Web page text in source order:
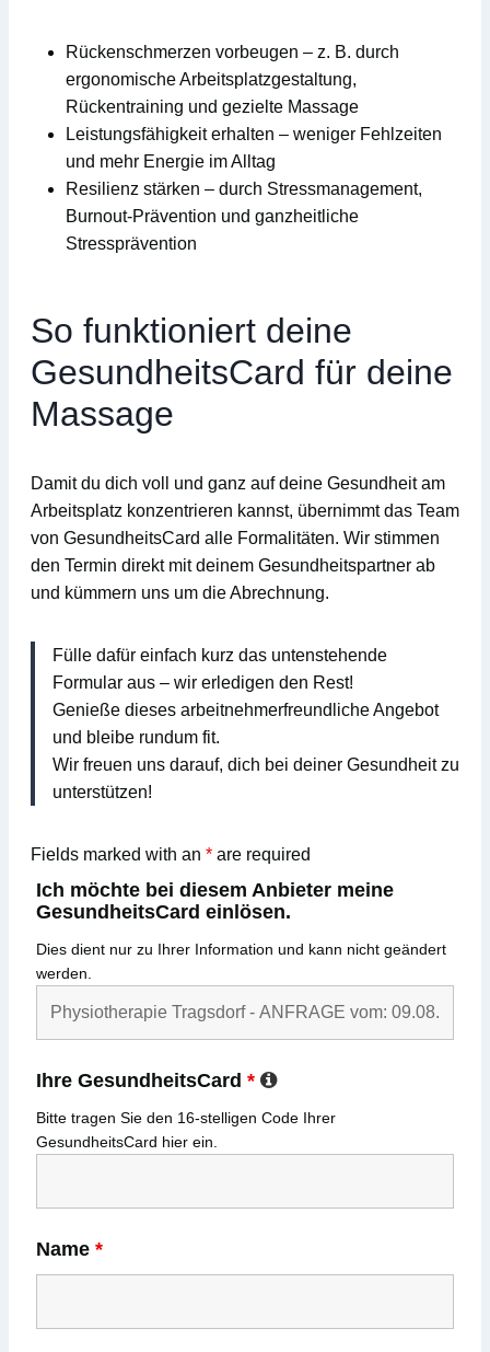
Rückenschmerzen vorbeugen – z. B. durch
ergonomische Arbeitsplatzgestaltung,
Rückentraining und gezielte Massage
Leistungsfähigkeit erhalten – weniger Fehlzeiten
und mehr Energie im Alltag
Resilienz stärken – durch Stressmanagement,
Burnout-Prävention und ganzheitliche
Stressprävention
So funktioniert deine
GesundheitsCard für deine
Massage
Damit du dich voll und ganz auf deine Gesundheit am
Arbeitsplatz konzentrieren kannst, übernimmt das Team
von GesundheitsCard alle Formalitäten. Wir stimmen
den Termin direkt mit deinem Gesundheitspartner ab
und kümmern uns um die Abrechnung.
Fülle dafür einfach kurz das untenstehende
Formular aus – wir erledigen den Rest!
Genieße dieses arbeitnehmerfreundliche Angebot
und bleibe rundum fit.
Wir freuen uns darauf, dich bei deiner Gesundheit zu
unterstützen!
Fields marked with an * are required
Ich möchte bei diesem Anbieter meine
GesundheitsCard einlösen.
Dies dient nur zu Ihrer Information und kann nicht geändert
werden.
Ihre GesundheitsCard *
Bitte tragen Sie den 16-stelligen Code Ihrer
GesundheitsCard hier ein.
Name *